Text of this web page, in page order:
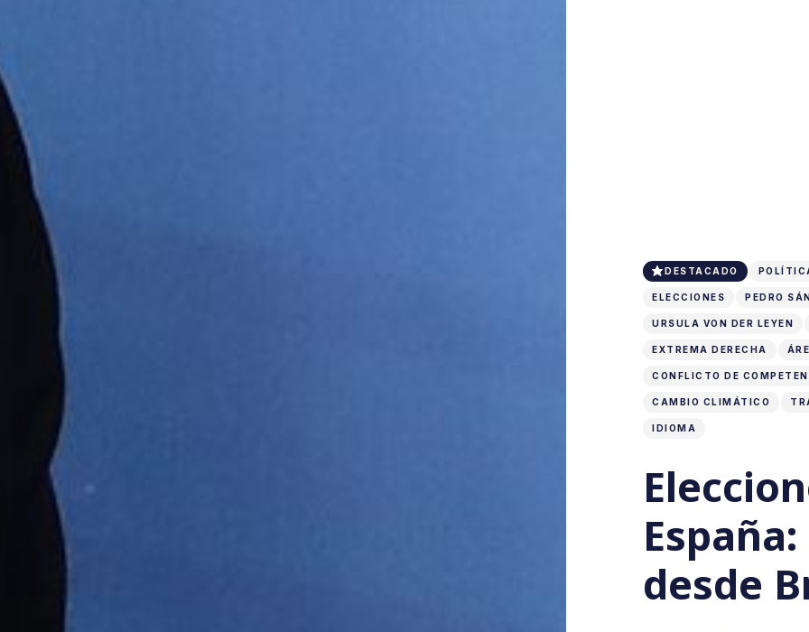
DESTACADO
ELECCIONES PEDRO
URSULA VON DER LEYEN
EXTREMA DERECHA
CONFLICTO DE
CAMBIO CLIMÁTICO
IDIOMA
desde